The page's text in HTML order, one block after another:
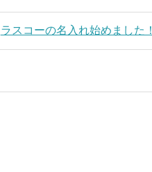
ラスコーの名入れ始めました！